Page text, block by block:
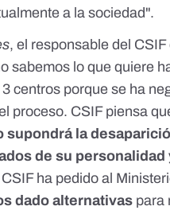
a la sociedad".
, el responsable del
sabemos lo que quiere
centros porque se ha
proceso. CSIF piensa
supondrá la
de su
CSIF ha pedido al
dado alternativas para